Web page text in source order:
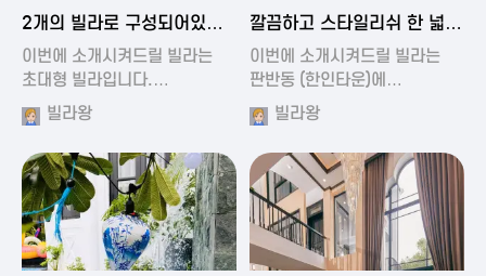
2024-11-19 00:54
2개의 빌라로 구성되어있는
대형 풀빌…
이번에 소개시켜드릴 빌라는
초대형 빌라입니다.…
빌라왕
2024-11-19 01:27
깔끔하고 스타일리쉬 한 넓은
풀빌라
이번에 소개시켜드릴 빌라는
판반동 (한인타운)에…
빌라왕